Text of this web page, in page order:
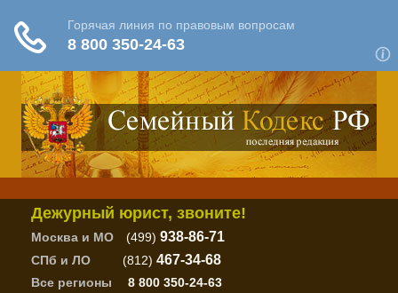
Дежурный юрист, звоните!
Москва и МО (499) 938-86-71
СПб и ЛО (812) 467-34-68
Все регионы 8 800 350-24-63